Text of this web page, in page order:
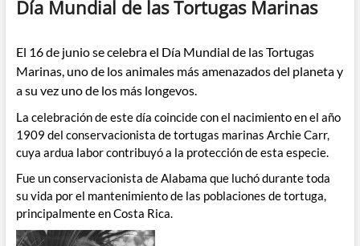
Día Mundial de las Tortugas Marinas
El 16 de junio se celebra el Día Mundial de las Tortugas
Marinas, uno de los animales más amenazados del planeta y
a su vez uno de los más longevos.
La celebración de este día coincide con el nacimiento en el año
1909 del conservacionista de tortugas marinas Archie Carr,
cuya ardua labor contribuyó a la protección de esta especie.
Fue un conservacionista de Alabama que luchó durante toda
su vida por el mantenimiento de las poblaciones de tortuga,
principalmente en Costa Rica.